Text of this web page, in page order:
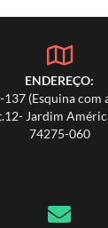
ENDEREÇO:
137 (Esquina com
Jardim
74275-060